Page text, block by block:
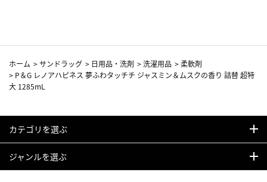
ホーム >サンドラッグ > 日用品・洗剤 >洗濯用品 >柔軟剤
> P＆G レノアハピネス 夢ふわタッチチ ジャスミン＆ムスクの香り 詰替 超特
大 1285mL
カテゴリを選ぶ
ジャンルを選ぶ